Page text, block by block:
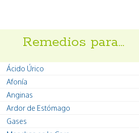
Remedios para…
Ácido Úrico
Afonía
Anginas
Ardor de Estómago
Gases